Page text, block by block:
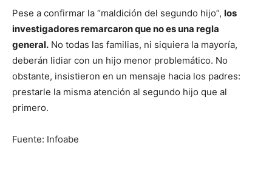
Pese a confirmar la “maldición del segundo hijo”, los
investigadores remarcaron que no es una regla
general. No todas las familias, ni siquiera la mayoría,
deberán lidiar con un hijo menor problemático. No
obstante, insistieron en un mensaje hacia los padres:
prestarle la misma atención al segundo hijo que al
primero.
Fuente: Infoabe